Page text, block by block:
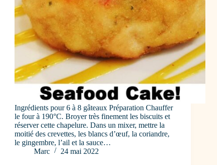
Ingrédients pour 6 à 8 gâteaux Préparation Chauffer
le four à 190°C. Broyer très finement les biscuits et
réserver cette chapelure. Dans un mixer, mettre la
moitié des crevettes, les blancs d’œuf, la coriandre,
le gingembre, l’ail et la sauce…
Marc
24 mai 2022